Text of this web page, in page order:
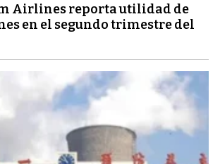
Airlines reporta utilidad de
en el segundo trimestre del